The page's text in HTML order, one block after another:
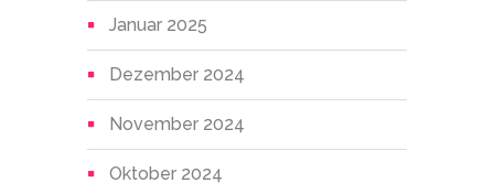
Januar 2025
Dezember 2024
November 2024
Oktober 2024